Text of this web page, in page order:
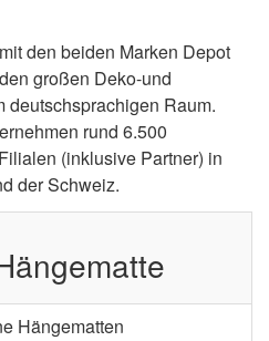
den beiden Marken Depot
großen Deko-und
deutschsprachigen Raum.
rund 6.500
(inklusive Partner) in
der Schweiz.
Hängematten